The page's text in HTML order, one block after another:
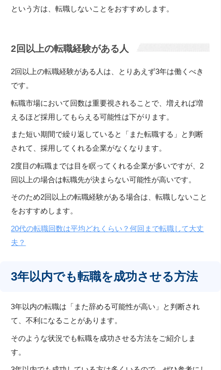
という方は、転職しないことをおすすめします。
2回以上の転職経験がある人
2回以上の転職経験がある人は、とりあえず3年は働くべき
です。
転職市場において回数は重要視されることで、増えれば増
えるほど採用してもらえる可能性は下がります。
また短い期間で繰り返していると「また転職する」と判断
されて、採用してくれる企業がなくなります。
2度目の転職までは目を瞑ってくれる企業が多いですが、2
回以上の場合は転職先が決まらない可能性が高いです。
そのため2回以上の転職経験がある場合は、転職しないこと
をおすすめします。
20代の転職回数は平均どれくらい？何回まで転職して大丈
夫？
3年以内でも転職を成功させる方法
3年以内の転職は「また辞める可能性が高い」と判断され
て、不利になることがあります。
そのような状況でも転職を成功させる方法をご紹介しま
す。